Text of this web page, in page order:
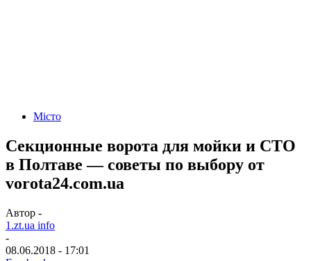
Місто
Секционные ворота для мойки и СТО
в Полтаве — советы по выбору от
vorota24.com.ua
Автор -
1.zt.ua info
-
08.06.2018 - 17:01